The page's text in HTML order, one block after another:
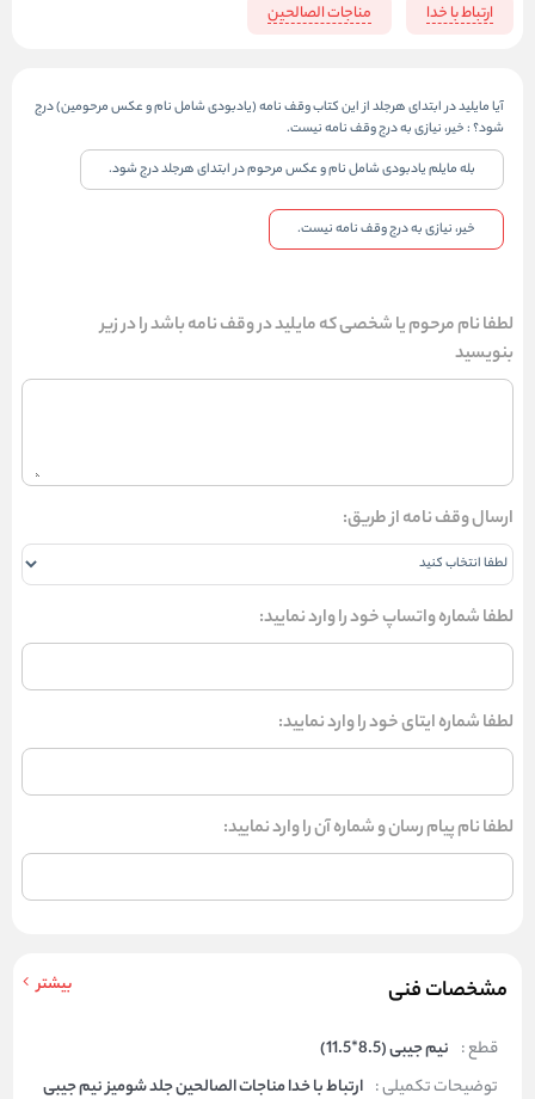
مشخصات فنی بیشتر
قطع : نیم جیبی (8.5*11.5)
توضیحات تکمیلی : ارتباط با خدا مناجات الصالحین جلد شومیز نیم جیبی
ارتباط با خدا مناجات الصالحین
آیا مایلید در ابتدای هرجلد از این کتاب وقف نامه (یادبودی شامل نام و عکس مرحومین) درج
شود؟:خیر، نیازی به درج وقف نامه نیست.
بله مایلم یادبودی شامل نام و عکس مرحوم در ابتدای هرجلد درج شود.
خیر، نیازی به درج وقف نامه نیست.
لطفا نام مرحوم یا شخصی که مایلید در وقف نامه باشد را در زیر
بنویسید
ارسال وقف نامه از طریق:
لطفا شماره واتساپ خود را وارد نمایید:
لطفا شماره ایتای خود را وارد نمایید:
لطفا نام پیام رسان و شماره آن را وارد نمایید: